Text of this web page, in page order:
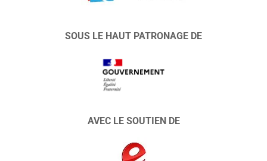
SOUS LE HAUT PATRONAGE DE
AVEC LE SOUTIEN DE